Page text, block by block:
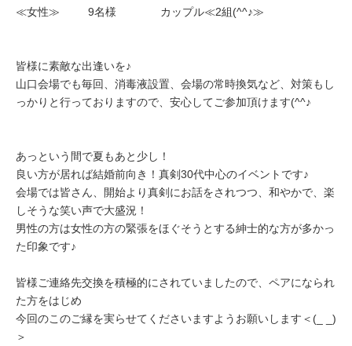
≪女性≫ 9名様 カップル≪2組(^^♪≫
皆様に素敵な出逢いを♪
山口会場でも毎回、消毒液設置、会場の常時換気など、対策もし
っかりと行っておりますので、安心してご参加頂けます(^^♪
あっという間で夏もあと少し！
良い方が居れば結婚前向き！真剣30代中心のイベントです♪
会場では皆さん、開始より真剣にお話をされつつ、和やかで、楽
しそうな笑い声で大盛況！
男性の方は女性の方の緊張をほぐそうとする紳士的な方が多かっ
た印象です♪
皆様ご連絡先交換を積極的にされていましたので、ペアになられ
た方をはじめ
今回のこのご縁を実らせてくださいますようお願いします＜(_ _)
＞